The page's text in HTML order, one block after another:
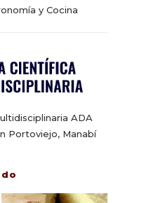
y Cocina
ADA
Portoviejo, Manabí